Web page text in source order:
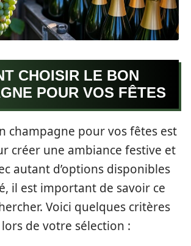
CHOISIR LE BON
POUR VOS FÊTES
champagne pour vos fêtes est
créer une ambiance festive et
autant d’options disponibles
il est important de savoir ce
Voici quelques critères
de votre sélection :